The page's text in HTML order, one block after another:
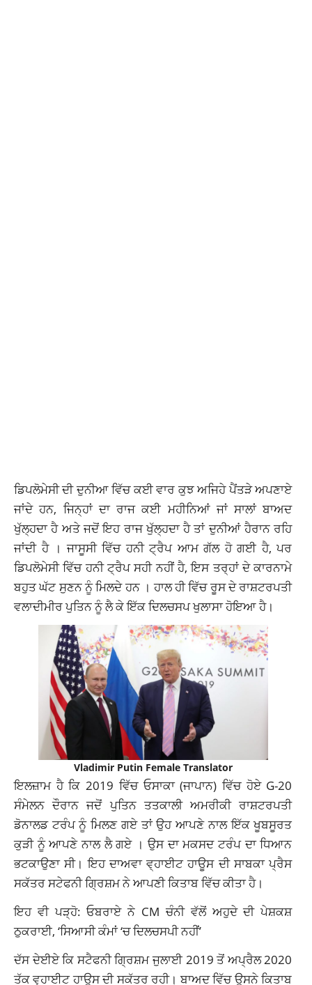
ਡਿਪਲੋਮੇਸੀ ਦੀ ਦੁਨੀਆ ਵਿੱਚ ਕਈ ਵਾਰ ਕੁਝ ਅਜਿਹੇ ਪੈਂਤੜੇ ਅਪਣਾਏ
ਜਾਂਦੇ ਹਨ, ਜਿਨ੍ਹਾਂ ਦਾ ਰਾਜ ਕਈ ਮਹੀਨਿਆਂ ਜਾਂ ਸਾਲਾਂ ਬਾਅਦ
ਖੁੱਲ੍ਹਦਾ ਹੈ ਅਤੇ ਜਦੋਂ ਇਹ ਰਾਜ ਖੁੱਲ੍ਹਦਾ ਹੈ ਤਾਂ ਦੁਨੀਆਂ ਹੈਰਾਨ ਰਹਿ
ਜਾਂਦੀ ਹੈ । ਜਾਸੂਸੀ ਵਿੱਚ ਹਨੀ ਟ੍ਰੈਪ ਆਮ ਗੱਲ ਹੋ ਗਈ ਹੈ, ਪਰ
ਡਿਪਲੋਮੇਸੀ ਵਿੱਚ ਹਨੀ ਟ੍ਰੈਪ ਸਹੀ ਨਹੀਂ ਹੈ, ਇਸ ਤਰ੍ਹਾਂ ਦੇ ਕਾਰਨਾਮੇ
ਬਹੁਤ ਘੱਟ ਸੁਣਨ ਨੂੰ ਮਿਲਦੇ ਹਨ । ਹਾਲ ਹੀ ਵਿੱਚ ਰੂਸ ਦੇ ਰਾਸ਼ਟਰਪਤੀ
ਵਲਾਦੀਮੀਰ ਪੁਤਿਨ ਨੂੰ ਲੈ ਕੇ ਇੱਕ ਦਿਲਚਸਪ ਖੁਲਾਸਾ ਹੋਇਆ ਹੈ।
Vladimir Putin Female Translator
ਇਲਜ਼ਾਮ ਹੈ ਕਿ 2019 ਵਿੱਚ ਓਸਾਕਾ (ਜਾਪਾਨ) ਵਿੱਚ ਹੋਏ G-20
ਸੰਮੇਲਨ ਦੌਰਾਨ ਜਦੋਂ ਪੁਤਿਨ ਤਤਕਾਲੀ ਅਮਰੀਕੀ ਰਾਸ਼ਟਰਪਤੀ
ਡੋਨਾਲਡ ਟਰੰਪ ਨੂੰ ਮਿਲਣ ਗਏ ਤਾਂ ਉਹ ਆਪਣੇ ਨਾਲ ਇੱਕ ਖੂਬਸੂਰਤ
ਕੁੜੀ ਨੂੰ ਆਪਣੇ ਨਾਲ ਲੈ ਗਏ । ਉਸ ਦਾ ਮਕਸਦ ਟਰੰਪ ਦਾ ਧਿਆਨ
ਭਟਕਾਉਣਾ ਸੀ। ਇਹ ਦਾਅਵਾ ਵ੍ਹਾਈਟ ਹਾਊਸ ਦੀ ਸਾਬਕਾ ਪ੍ਰੈਸ
ਸਕੱਤਰ ਸਟੇਫਨੀ ਗ੍ਰਿਸ਼ਮ ਨੇ ਆਪਣੀ ਕਿਤਾਬ ਵਿੱਚ ਕੀਤਾ ਹੈ।
ਇਹ ਵੀ ਪੜ੍ਹੋ: ਓਬਰਾਏ ਨੇ CM ਚੰਨੀ ਵੱਲੋਂ ਅਹੁਦੇ ਦੀ ਪੇਸ਼ਕਸ਼
ਠੁਕਰਾਈ, ‘ਸਿਆਸੀ ਕੰਮਾਂ ‘ਚ ਦਿਲਚਸਪੀ ਨਹੀਂ’
ਦੱਸ ਦੇਈਏ ਕਿ ਸਟੈਫਨੀ ਗ੍ਰਿਸ਼ਮ ਜੁਲਾਈ 2019 ਤੋਂ ਅਪ੍ਰੈਲ 2020
ਤੱਕ ਵ੍ਹਾਈਟ ਹਾਊਸ ਦੀ ਸਕੱਤਰ ਰਹੀ। ਬਾਅਦ ਵਿੱਚ ਉਸਨੇ ਕਿਤਾਬ